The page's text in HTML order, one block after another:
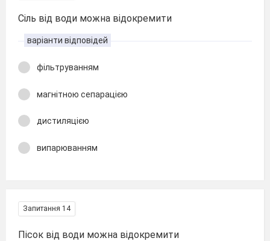
Сіль від води можна відокремити
варіанти відповідей
фільтруванням
магнітною сепарацією
дистиляцією
випарюванням
Запитання 14
Пісок від води можна відокремити